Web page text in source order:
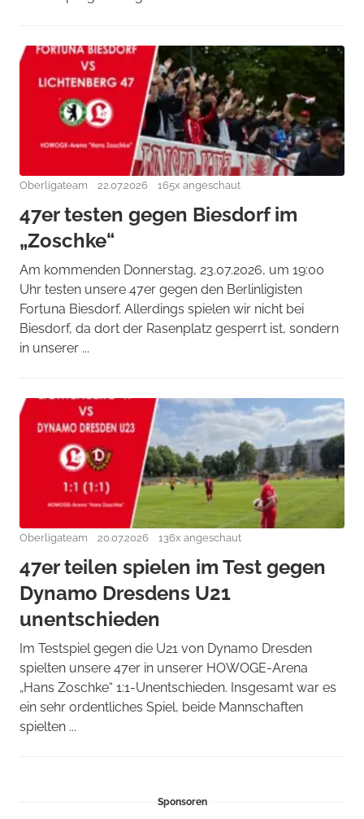
Oberligateam 22.07.2026 165x angeschaut
47er testen gegen Biesdorf im
„Zoschke“
Am kommenden Donnerstag, 23.07.2026, um 19:00
Uhr testen unsere 47er gegen den Berlinligisten
Fortuna Biesdorf. Allerdings spielen wir nicht bei
Biesdorf, da dort der Rasenplatz gesperrt ist, sondern
in unserer ...
Oberligateam 20.07.2026 136x angeschaut
47er teilen spielen im Test gegen
Dynamo Dresdens U21
unentschieden
Im Testspiel gegen die U21 von Dynamo Dresden
spielten unsere 47er in unserer HOWOGE-Arena
„Hans Zoschke“ 1:1-Unentschieden. Insgesamt war es
ein sehr ordentliches Spiel, beide Mannschaften
spielten ...
Sponsoren